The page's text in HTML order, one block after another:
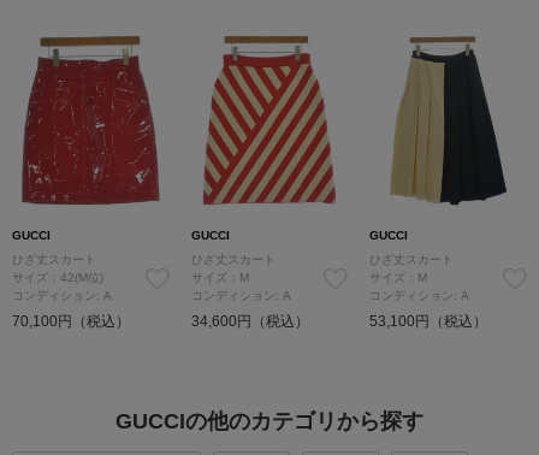
GUCCI
ひざ丈スカート
サイズ：42(M位)
コンディション: A
70,100円（税込）
GUCCI
ひざ丈スカート
サイズ：M
コンディション: A
34,600円（税込）
GUCCI
ひざ丈スカート
サイズ：M
コンディション: A
53,100円（税込）
GUCCIの他のカテゴリから探す